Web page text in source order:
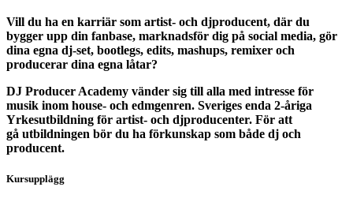
Vill du ha en karriär som artist- och djproducent, där du
bygger upp din fanbase, marknadsför dig på social media, gör
dina egna dj-set, bootlegs, edits, mashups, remixer och
producerar dina egna låtar?
DJ Producer Academy vänder sig till alla med intresse för
musik inom house- och edmgenren. Sveriges enda 2-åriga
Yrkesutbildning för artist- och djproducenter. För att
gå utbildningen bör du ha förkunskap som både dj och
producent.
Kursupplägg